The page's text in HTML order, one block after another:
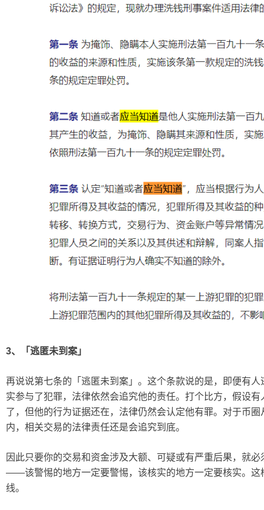
3、「逃匿未到案」
再说说第七条的「逃匿未到案」。这个条款说的是，即便有
实参与了犯罪，法律依然会追究他的责任。打个比方，假设
了，但他的行为证据还在，法律仍然会认定他有罪。对于币
内，相关交易的法律责任还是会追究到底。
因此只要你的交易和资金涉及大额、可疑或有严重后果，就
——该警惕的地方一定要警惕，该核实的地方一定要核实。这
线。